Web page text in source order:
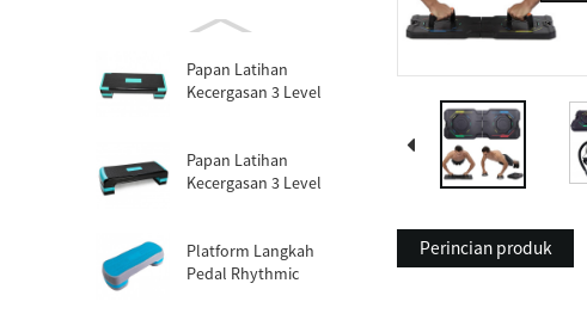
Papan Latihan
Kecergasan 3 Level
Papan Latihan
Kecergasan 3 Level
Platform Langkah
Pedal Rhythmic
Perincian produk